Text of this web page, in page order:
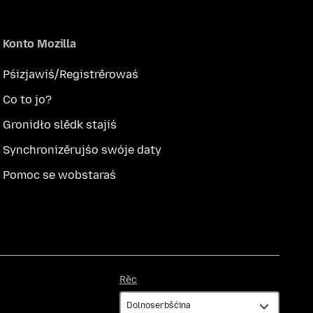
Konto Mozilla
Pśizjawiś/Registrěrowaś
Co to jo?
Gronidło slědk stajiś
Synchronizěrujśo swóje daty
Pomoc se wobstaraś
Rěc